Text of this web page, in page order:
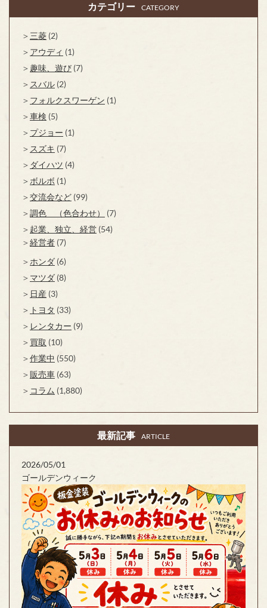
カテゴリー CATEGORY
三菱 (2)
アウディ (1)
趣味、遊び (7)
スバル (2)
フォルクスワーゲン (1)
車検 (5)
プジョー (1)
スズキ (7)
ダイハツ (4)
ボルボ (1)
交流会など (99)
調色 （色合わせ）
(7)
起業、独立、経営 (54)
経営者 (7)
ホンダ (6)
マツダ (8)
日産 (3)
トヨタ (33)
レンタカー (9)
買取 (10)
作業中 (550)
販売車 (63)
コラム (1,880)
最新記事 ARTICLE
2026/05/01
ゴールデンウィーク